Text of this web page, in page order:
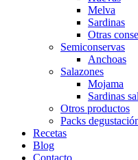
Melva
Sardinas
Otras
Semiconservas
Anchoas
Salazones
Mojama
Sardinas
Otros productos
Packs
Recetas
Blog